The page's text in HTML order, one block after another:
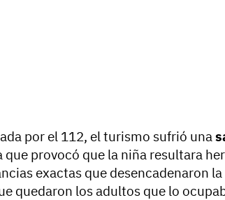
por el 112, el turismo sufrió una
provocó que la niña resultara
exactas que desencadenaron
quedaron los adultos que lo